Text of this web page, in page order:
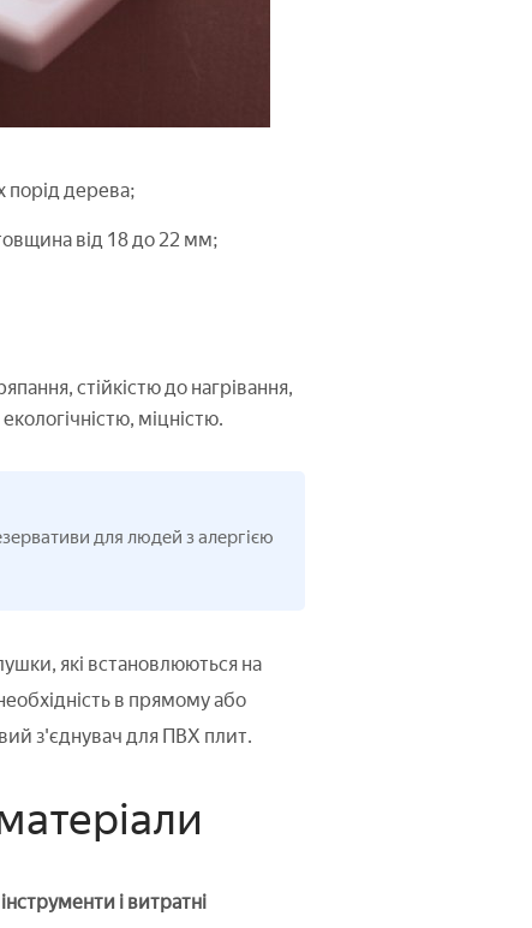
порід дерева;
від 18 до 22 мм;
стійкістю до нагрівання,
міцністю.
для людей з алергією
які встановлюються на
в прямому або
з'єднувач для ПВХ плит.
і витратні